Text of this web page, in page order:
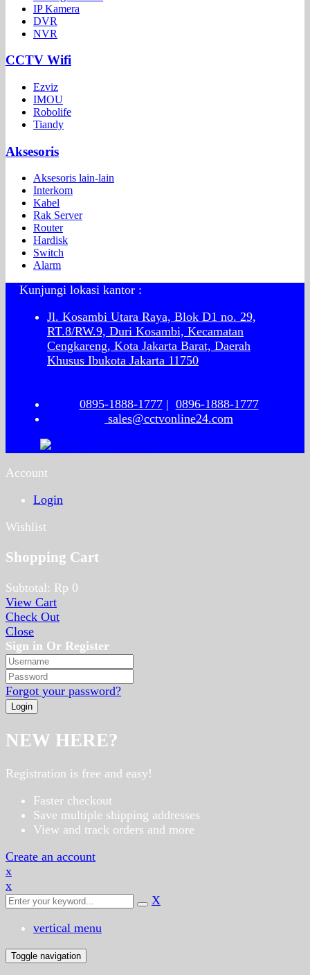
IP Kamera
DVR
NVR
CCTV Wifi
Ezviz
IMOU
Robolife
Tiandy
Aksesoris
Aksesoris lain-lain
Interkom
Kabel
Rak Server
Router
Hardisk
Switch
Alarm
Kunjungi lokasi kantor :
Jl. Kosambi Utara Raya, Blok D1 no. 29,
RT.8/RW.9, Duri Kosambi, Kecamatan
Cengkareng, Kota Jakarta Barat, Daerah
Khusus Ibukota Jakarta 11750
0895-1888-1777| 0896-1888-1777
sales@cctvonline24.com
Account
Login
Wishlist
Shopping Cart
Subtotal: Rp 0
View Cart
Check Out
Close
Sign in Or Register
Forgot your password?
NEW HERE?
Registration is free and easy!
Faster checkout
Save multiple shipping addresses
View and track orders and more
Create an account
x
x
X
vertical menu
Toggle navigation